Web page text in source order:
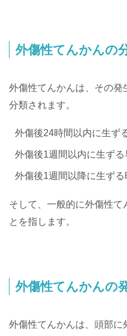
外傷性てんかんの
外傷性てんかんは、その発
分類されます。
外傷後24時間以内に生ず
外傷後1週間以内に生ず
外傷後1週間以降に生ず
そして、一般的に外傷性て
とを指します。
外傷性てんかんの
外傷性てんかんは、頭部